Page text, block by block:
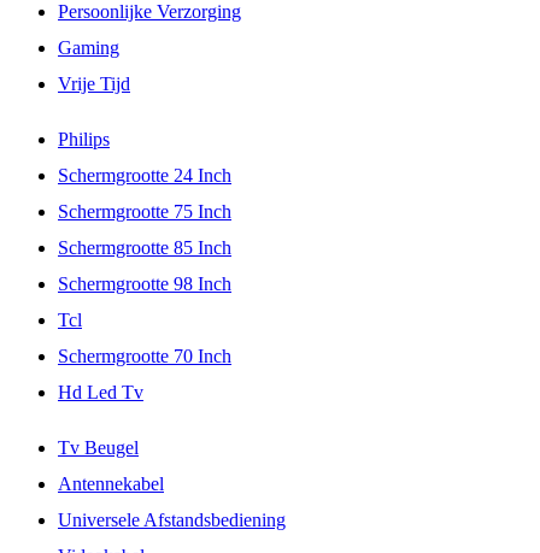
Persoonlijke Verzorging
Gaming
Vrije Tijd
Philips
Schermgrootte 24 Inch
Schermgrootte 75 Inch
Schermgrootte 85 Inch
Schermgrootte 98 Inch
Tcl
Schermgrootte 70 Inch
Hd Led Tv
Tv Beugel
Antennekabel
Universele Afstandsbediening